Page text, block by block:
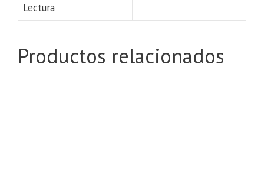
Lectura
Productos relacionados